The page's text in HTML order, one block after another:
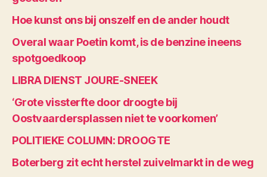
Hoe kunst ons bij onszelf en de ander houdt
Overal waar Poetin komt, is de benzine ineens
spotgoedkoop
LIBRA DIENST JOURE-SNEEK
‘Grote vissterfte door droogte bij
Oostvaardersplassen niet te voorkomen’
POLITIEKE COLUMN: DROOGTE
Boterberg zit echt herstel zuivelmarkt in de weg